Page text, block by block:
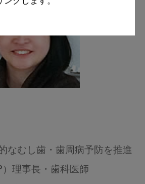
クします。
なむし歯・歯周病予防を推進
理事長・歯科医師